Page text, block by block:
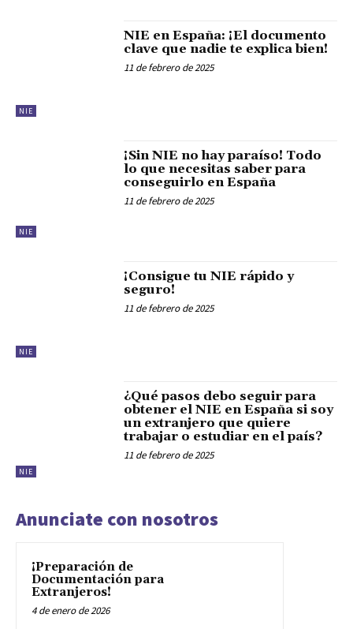
NIE
NIE en España: ¡El documento
clave que nadie te explica bien!
11 de febrero de 2025
NIE
¡Sin NIE no hay paraíso! Todo
lo que necesitas saber para
conseguirlo en España
11 de febrero de 2025
NIE
¡Consigue tu NIE rápido y
seguro!
11 de febrero de 2025
NIE
¿Qué pasos debo seguir para
obtener el NIE en España si soy
un extranjero que quiere
trabajar o estudiar en el país?
11 de febrero de 2025
Anunciate con nosotros
¡Preparación de
Documentación para
Extranjeros!
4 de enero de 2026